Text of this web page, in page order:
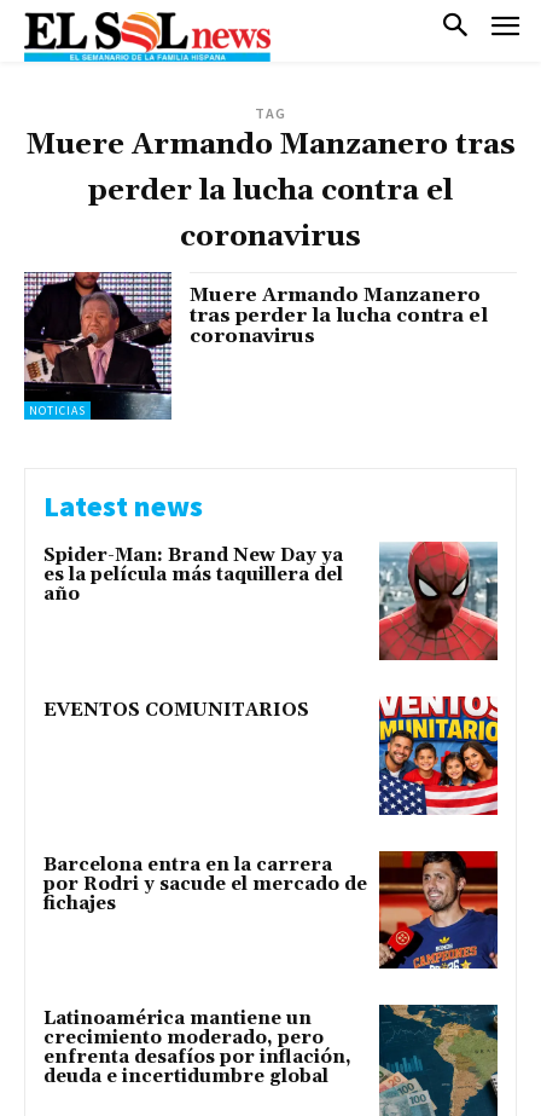
TAG
Muere Armando Manzanero tras
perder la lucha contra el
coronavirus
NOTICIAS
Muere Armando Manzanero
tras perder la lucha contra el
coronavirus
Latest news
Spider-Man: Brand New Day ya
es la película más taquillera del
año
EVENTOS COMUNITARIOS
Barcelona entra en la carrera
por Rodri y sacude el mercado de
fichajes
Latinoamérica mantiene un
crecimiento moderado, pero
enfrenta desafíos por inflación,
deuda e incertidumbre global